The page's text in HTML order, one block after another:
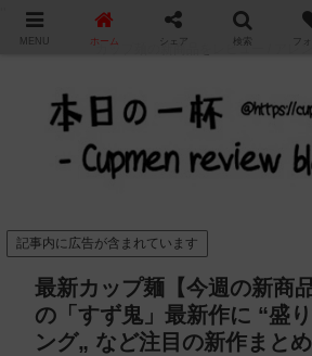
カップ麺の新商品をレビュー / アレン
記事内に広告が含まれています
最新カップ麺【今週の新商
の「すず鬼」最新作に “盛
ング„ など注目の新作まとめ
MENU ホーム シェア 検索 フ